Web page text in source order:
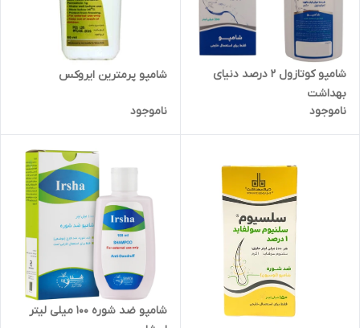
شامپو کوتازول 2 درصد دنیای
بهداشت
ناموجود
شامپو پرمترین ایروکس
ناموجود
شامپو ضد شوره 100 میلی لیتر